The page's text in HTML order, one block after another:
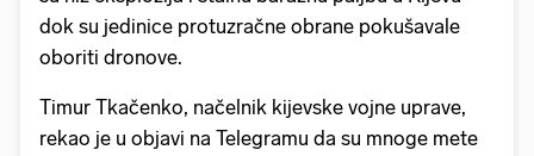
dok su jedinice protuzračne obrane pokušavale
oboriti dronove.
Timur Tkačenko, načelnik kijevske vojne uprave,
rekao je u objavi na Telegramu da su mnoge mete